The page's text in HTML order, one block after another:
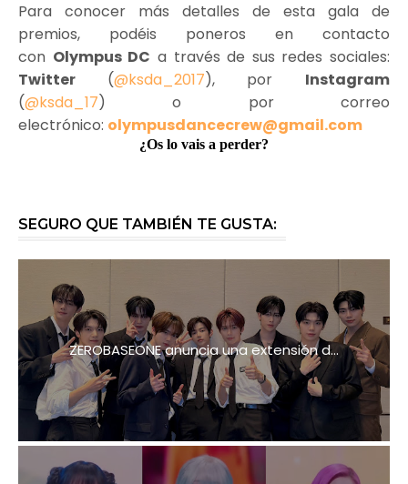
Para conocer más detalles de esta gala de
premios, podéis poneros en contacto
con Olympus DC a través de sus redes sociales:
Twitter (@ksda_2017), por Instagram
(@ksda_17) o por correo
electrónico: olympusdancecrew@gmail.com
¿Os lo vais a perder?
SEGURO QUE TAMBIÉN TE GUSTA:
ZEROBASEONE anuncia una extensión d...